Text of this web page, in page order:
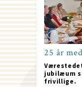
25 år
jubilæum
frivillige.